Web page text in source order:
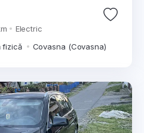
Electric
fizică
Covasna (Covasna)